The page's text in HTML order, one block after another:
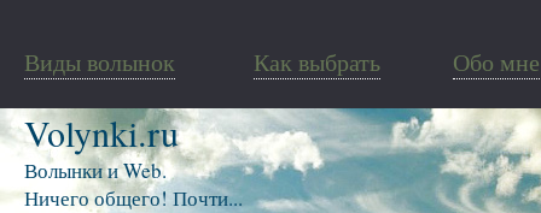
Виды волынок Как выбрать Обо мне
Volynki.ru
Волынки и Web.
Ничего общего! Почти...